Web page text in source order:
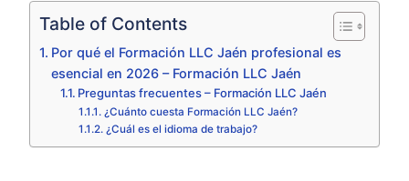
Table of Contents
Por qué el Formación LLC Jaén profesional es
esencial en 2026 – Formación LLC Jaén
Preguntas frecuentes – Formación LLC Jaén
¿Cuánto cuesta Formación LLC Jaén?
¿Cuál es el idioma de trabajo?